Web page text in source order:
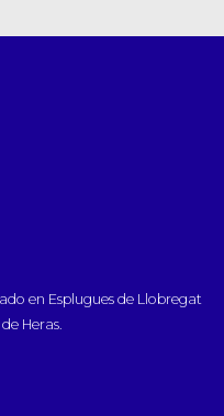
en Esplugues de Llobregat
Heras.